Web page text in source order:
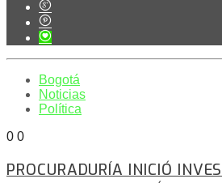
Bogotá
Noticias
Política
0 0
PROCURADURÍA INICIÓ